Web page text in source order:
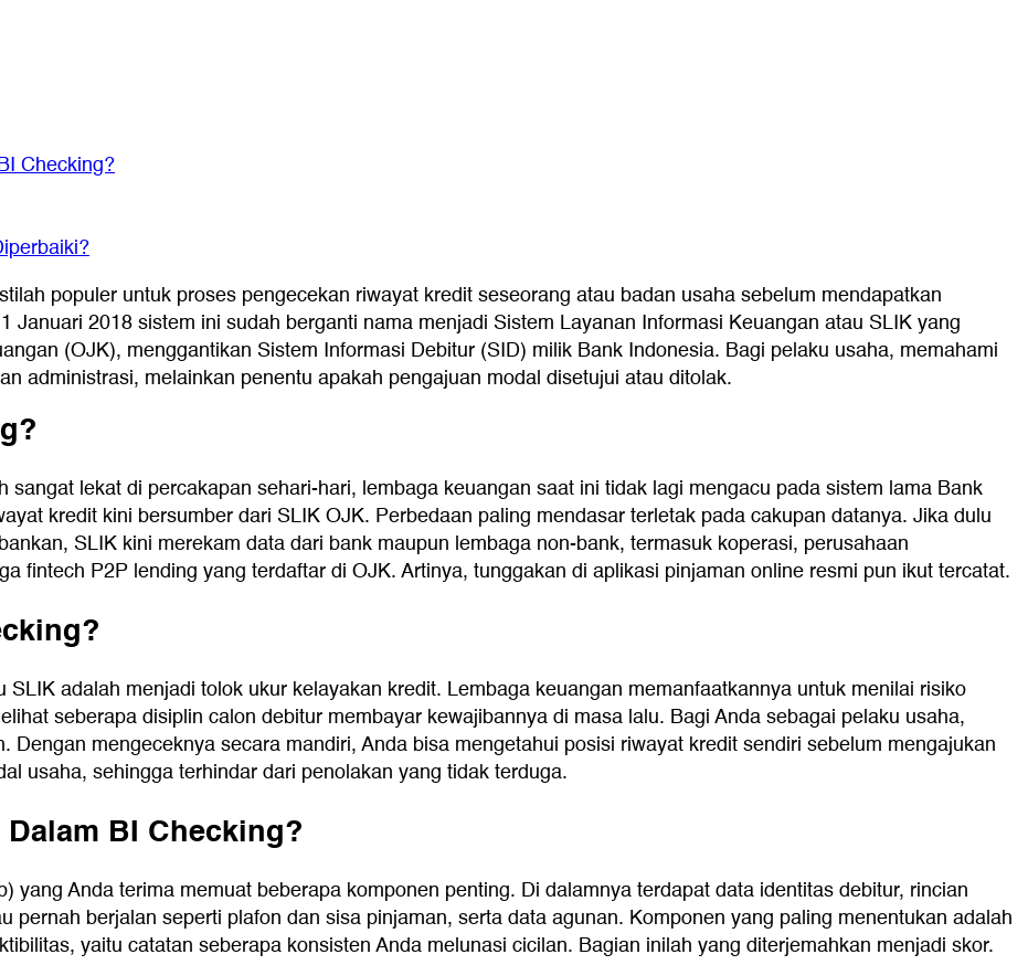
Checking?
populer untuk proses pengecekan riwayat kredit seseorang atau badan usaha sebelum mendapatkan
Januari 2018 sistem ini sudah berganti nama menjadi Sistem Layanan Informasi Keuangan atau SLIK yang
(OJK), menggantikan Sistem Informasi Debitur (SID) milik Bank Indonesia. Bagi pelaku usaha, memahami
administrasi, melainkan penentu apakah pengajuan modal disetujui atau ditolak.
sangat lekat di percakapan sehari-hari, lembaga keuangan saat ini tidak lagi mengacu pada sistem lama Bank
kredit kini bersumber dari SLIK OJK. Perbedaan paling mendasar terletak pada cakupan datanya. Jika dulu
SLIK kini merekam data dari bank maupun lembaga non-bank, termasuk koperasi, perusahaan
fintech P2P lending yang terdaftar di OJK. Artinya, tunggakan di aplikasi pinjaman online resmi pun ikut tercatat.
SLIK adalah menjadi tolok ukur kelayakan kredit. Lembaga keuangan memanfaatkannya untuk menilai risiko
seberapa disiplin calon debitur membayar kewajibannya di masa lalu. Bagi Anda sebagai pelaku usaha,
Dengan mengeceknya secara mandiri, Anda bisa mengetahui posisi riwayat kredit sendiri sebelum mengajukan
usaha, sehingga terhindar dari penolakan yang tidak terduga.
BI Checking?
yang Anda terima memuat beberapa komponen penting. Di dalamnya terdapat data identitas debitur, rincian
pernah berjalan seperti plafon dan sisa pinjaman, serta data agunan. Komponen yang paling menentukan adalah
yaitu catatan seberapa konsisten Anda melunasi cicilan. Bagian inilah yang diterjemahkan menjadi skor.